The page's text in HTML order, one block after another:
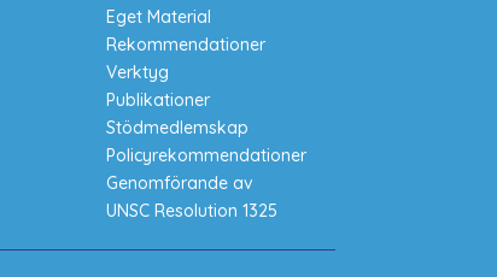
Eget Material
Rekommendationer
Verktyg
Publikationer
Stödmedlemskap
Policyrekommendationer
Genomförande av
UNSC Resolution 1325